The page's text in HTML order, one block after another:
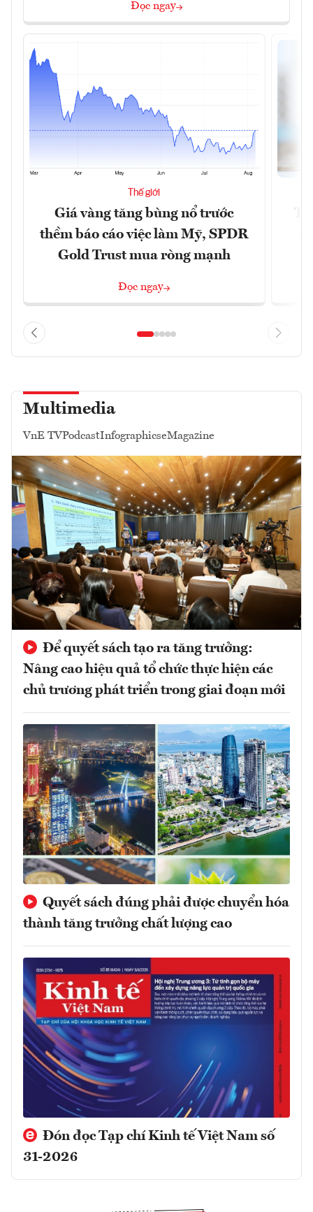
Đọc ngay
Thế giới
Giá vàng tăng bùng nổ trước
thềm báo cáo việc làm Mỹ, SPDR
Gold Trust mua ròng mạnh
Đọc ngay
Multimedia
VnE TVPodcastInfographicseMagazine
Để quyết sách tạo ra tăng trưởng:
Nâng cao hiệu quả tổ chức thực hiện các
chủ trương phát triển trong giai đoạn mới
Quyết sách đúng phải được chuyển hóa
thành tăng trưởng chất lượng cao
Đón đọc Tạp chí Kinh tế Việt Nam số
31-2026